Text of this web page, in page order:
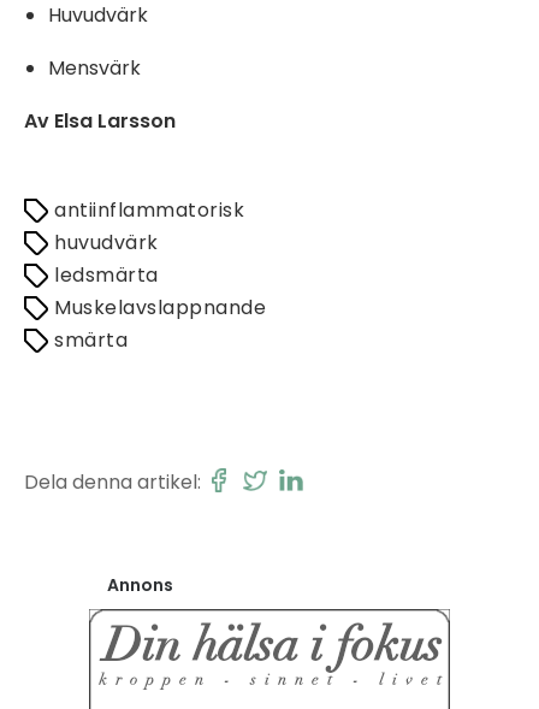
Huvudvärk
Mensvärk
Av Elsa Larsson
antiinflammatorisk
huvudvärk
ledsmärta
Muskelavslappnande
smärta
Dela denna artikel:
Annons